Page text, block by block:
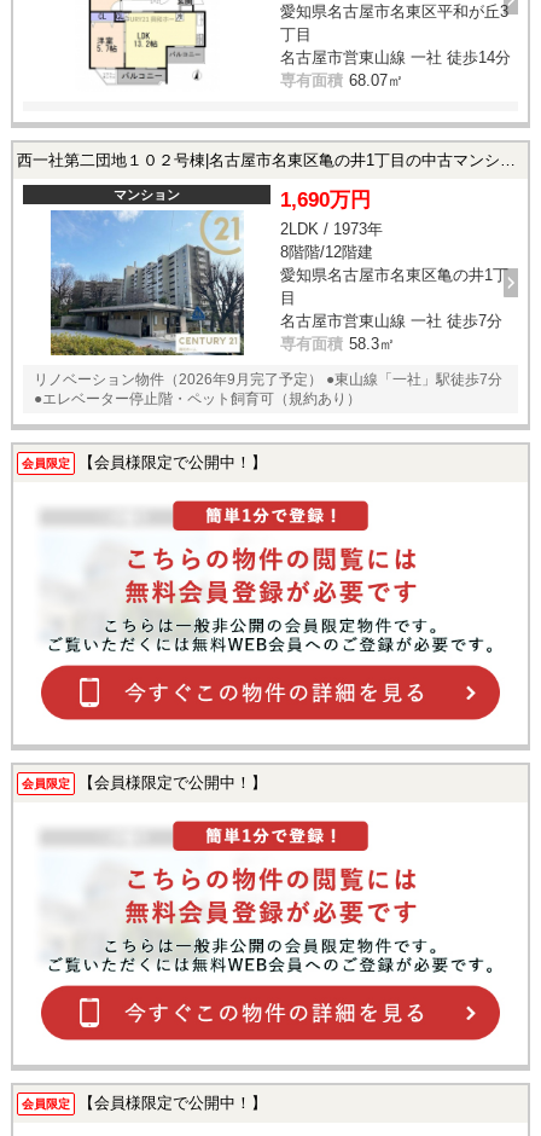
愛知県名古屋市名東区平和が丘3
丁目
名古屋市営東山線 一社 徒歩14分
専有面積 68.07㎡
マンション 1,690万円
2LDK / 1973年
8階階/12階建
愛知県名古屋市名東区亀の井1丁
目
名古屋市営東山線 一社 徒歩7分
専有面積 58.3㎡
リノベーション物件（2026年9月完了予定） ●東山線「一社」駅徒歩7分
●エレベーター停止階・ペット飼育可（規約あり）
会員限定 【会員様限定で公開中！】
会員限定 【会員様限定で公開中！】
会員限定 【会員様限定で公開中！】